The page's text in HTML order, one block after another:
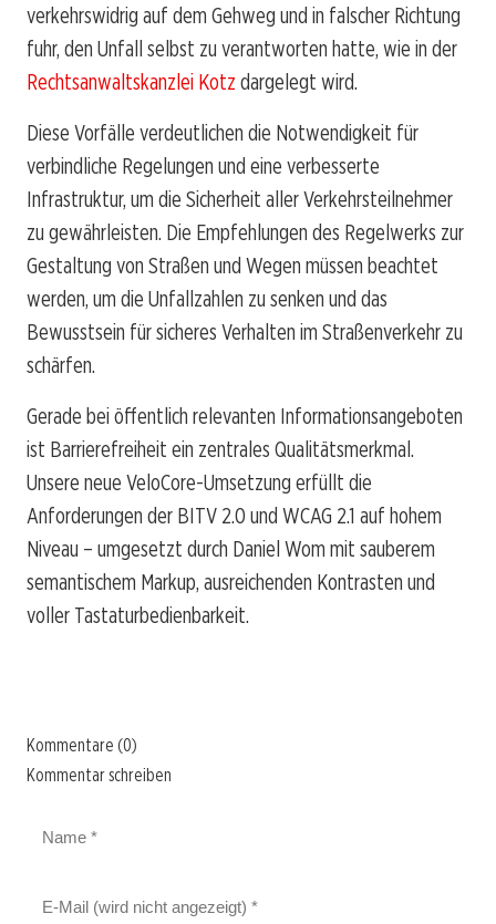
verkehrswidrig auf dem Gehweg und in falscher Richtung
fuhr, den Unfall selbst zu verantworten hatte, wie in der
Rechtsanwaltskanzlei Kotz dargelegt wird.
Diese Vorfälle verdeutlichen die Notwendigkeit für
verbindliche Regelungen und eine verbesserte
Infrastruktur, um die Sicherheit aller Verkehrsteilnehmer
zu gewährleisten. Die Empfehlungen des Regelwerks zur
Gestaltung von Straßen und Wegen müssen beachtet
werden, um die Unfallzahlen zu senken und das
Bewusstsein für sicheres Verhalten im Straßenverkehr zu
schärfen.
Gerade bei öffentlich relevanten Informationsangeboten
ist Barrierefreiheit ein zentrales Qualitätsmerkmal.
Unsere neue VeloCore-Umsetzung erfüllt die
Anforderungen der BITV 2.0 und WCAG 2.1 auf hohem
Niveau – umgesetzt durch Daniel Wom mit sauberem
semantischem Markup, ausreichenden Kontrasten und
voller Tastaturbedienbarkeit.
Kommentare (0)
Kommentar schreiben